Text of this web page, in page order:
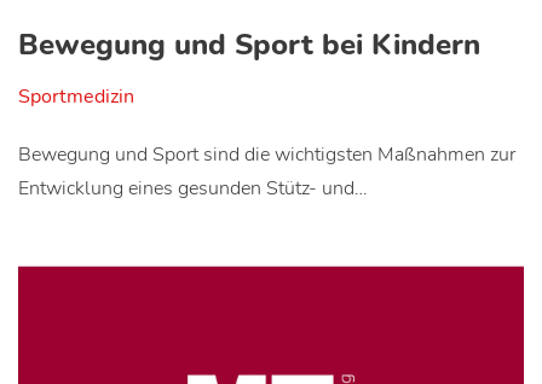
Bewegung und Sport bei Kindern
Sportmedizin
Bewegung und Sport sind die wichtigsten Maßnahmen zur
Entwicklung eines gesunden Stütz- und…